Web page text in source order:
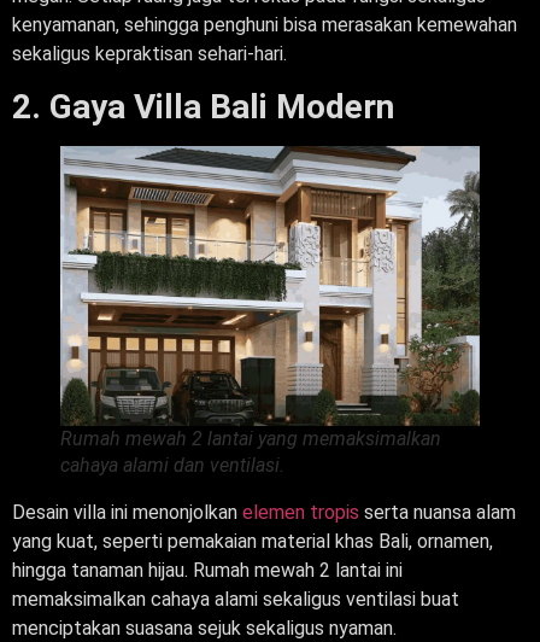
kenyamanan, sehingga penghuni bisa merasakan kemewahan
sekaligus kepraktisan sehari-hari.
2. Gaya Villa Bali Modern
Rumah mewah 2 lantai yang memaksimalkan
cahaya alami dan ventilasi.
Desain villa ini menonjolkan elemen tropis serta nuansa alam
yang kuat, seperti pemakaian material khas Bali, ornamen,
hingga tanaman hijau. Rumah mewah 2 lantai ini
memaksimalkan cahaya alami sekaligus ventilasi buat
menciptakan suasana sejuk sekaligus nyaman.